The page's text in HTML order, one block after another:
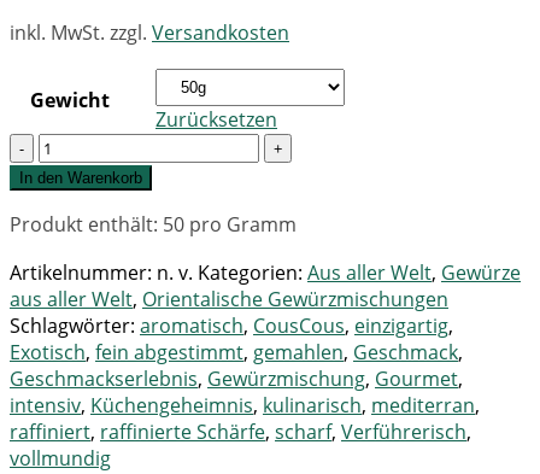
inkl. MwSt. zzgl. Versandkosten
Gewicht
Zurücksetzen
Quantity
In den Warenkorb
Produkt enthält: 50 pro Gramm
Artikelnummer: n. v. Kategorien: Aus aller Welt, Gewürze
aus aller Welt, Orientalische Gewürzmischungen
Schlagwörter: aromatisch, CousCous, einzigartig,
Exotisch, fein abgestimmt, gemahlen, Geschmack,
Geschmackserlebnis, Gewürzmischung, Gourmet,
intensiv, Küchengeheimnis, kulinarisch, mediterran,
raffiniert, raffinierte Schärfe, scharf, Verführerisch,
vollmundig